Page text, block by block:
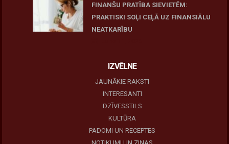
FINANŠU PRATĪBA SIEVIETĒM:
PRAKTISKI SOĻI CEĻĀ UZ FINANSIĀLU
NEATKARĪBU
IZVĒLNE
JAUNĀKIE RAKSTI
INTERESANTI
DZĪVESSTILS
KULTŪRA
PADOMI UN RECEPTES